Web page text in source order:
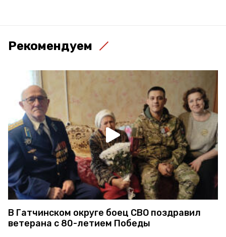
Рекомендуем
В Гатчинском округе боец СВО поздравил
ветерана с 80-летием Победы